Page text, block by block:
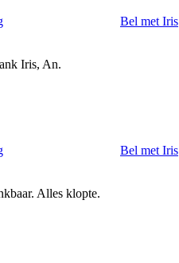
Bel met Iris
Iris, An.
Bel met Iris
Alles klopte.